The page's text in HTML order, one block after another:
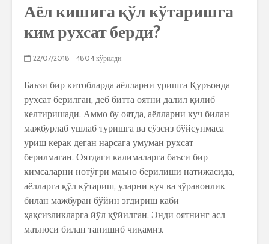
Аёл кишига қўл кўтаришга
ким рухсат берди?
22/07/2018 4804 кўрилди
Баъзи бир китобларда аёлларни уришга Қуръонда
рухсат берилган, деб битта оятни далил қилиб
келтиришади. Аммо бу оятда, аёлларни куч билан
мажбурлаб ушлаб туришга ва сўзсиз бўйсунмаса
уриш керак деган нарсага умуман рухсат
берилмаган. Оятдаги калималарга баъси бир
кимсаларни нотўғри маъно берилиши натижасида,
аёлларга қўл кўтариш, уларни куч ва зўравонлик
билан мажбуран бўйин эгдириш каби
ҳақсизликларга йўл қўйилган. Энди оятнинг асл
маъноси билан танишиб чиқамиз.